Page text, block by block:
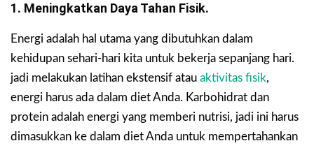
1. Meningkatkan Daya Tahan Fisik.
Energi adalah hal utama yang dibutuhkan dalam
kehidupan sehari-hari kita untuk bekerja sepanjang hari.
jadi melakukan latihan ekstensif atau aktivitas fisik,
energi harus ada dalam diet Anda. Karbohidrat dan
protein adalah energi yang memberi nutrisi, jadi ini harus
dimasukkan ke dalam diet Anda untuk mempertahankan